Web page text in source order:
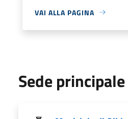
VAI ALLA PAGINA
Sede principale